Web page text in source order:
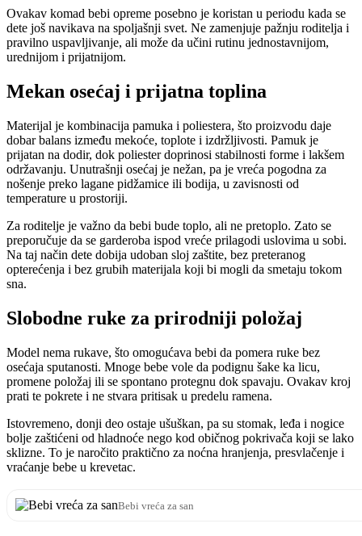
Ovakav komad bebi opreme posebno je koristan u periodu kada se
dete još navikava na spoljašnji svet. Ne zamenjuje pažnju roditelja i
pravilno uspavljivanje, ali može da učini rutinu jednostavnijom,
urednijom i prijatnijom.
Mekan osećaj i prijatna toplina
Materijal je kombinacija pamuka i poliestera, što proizvodu daje
dobar balans između mekoće, toplote i izdržljivosti. Pamuk je
prijatan na dodir, dok poliester doprinosi stabilnosti forme i lakšem
održavanju. Unutrašnji osećaj je nežan, pa je vreća pogodna za
nošenje preko lagane pidžamice ili bodija, u zavisnosti od
temperature u prostoriji.
Za roditelje je važno da bebi bude toplo, ali ne pretoplo. Zato se
preporučuje da se garderoba ispod vreće prilagodi uslovima u sobi.
Na taj način dete dobija udoban sloj zaštite, bez preteranog
opterećenja i bez grubih materijala koji bi mogli da smetaju tokom
sna.
Slobodne ruke za prirodniji položaj
Model nema rukave, što omogućava bebi da pomera ruke bez
osećaja sputanosti. Mnoge bebe vole da podignu šake ka licu,
promene položaj ili se spontano protegnu dok spavaju. Ovakav kroj
prati te pokrete i ne stvara pritisak u predelu ramena.
Istovremeno, donji deo ostaje ušuškan, pa su stomak, leđa i nogice
bolje zaštićeni od hladnoće nego kod običnog pokrivača koji se lako
sklizne. To je naročito praktično za noćna hranjenja, presvlačenje i
vraćanje bebe u krevetac.
Bebi vreća za san